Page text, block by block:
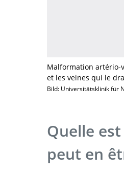
Malformation artério-
et les veines qui le
Bild: Universitätsklinik für
Quelle
peut en